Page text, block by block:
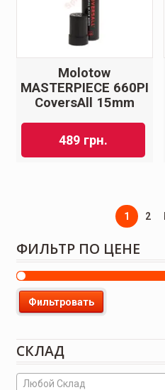
Molotow
MASTERPIECE 660PI
CoversAll 15mm
489 грн.
1 2
ФИЛЬТР ПО ЦЕНЕ
Фильтровать
СКЛАД
Любой Склад